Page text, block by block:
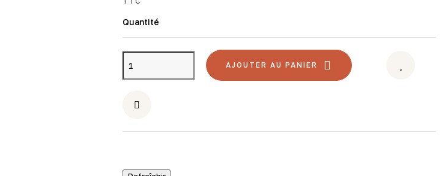
Quantité
AJOUTER AU PANIER